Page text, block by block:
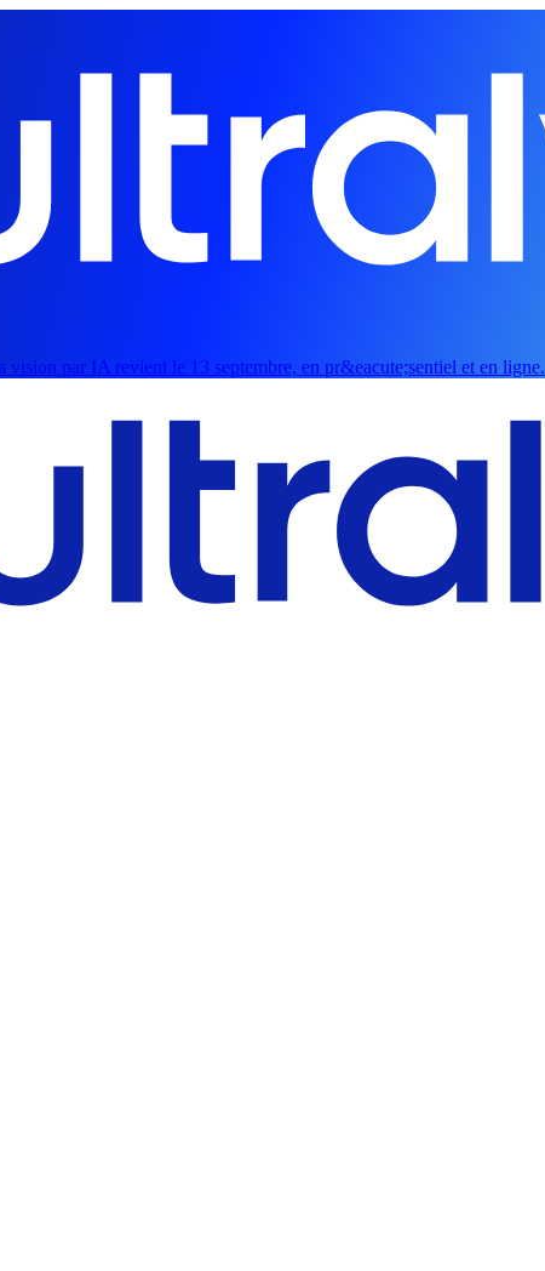
par IA revient le 13 septembre, en pr&eacute;sentiel et en ligne.